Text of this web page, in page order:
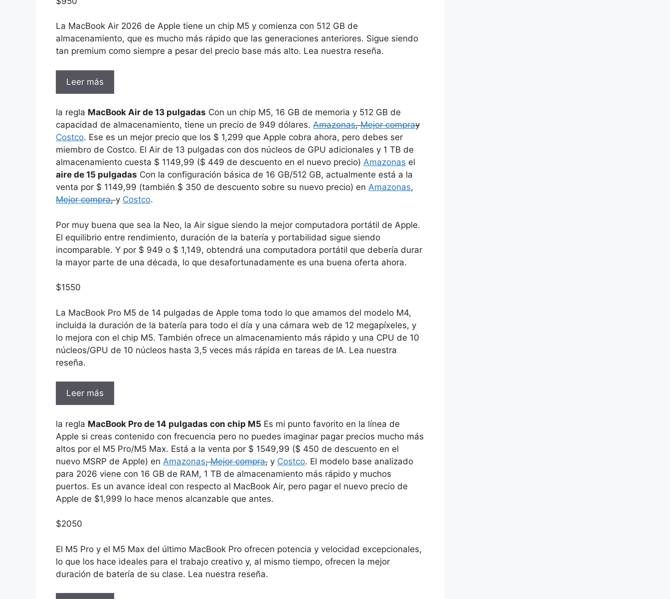
La MacBook Air 2026 de Apple tiene un chip M5 y comienza con 512 GB de
almacenamiento, que es mucho más rápido que las generaciones anteriores. Sigue siendo
tan premium como siempre a pesar del precio base más alto. Lea nuestra reseña.
Leer más
la regla MacBook Air de 13 pulgadas Con un chip M5, 16 GB de memoria y 512 GB de
capacidad de almacenamiento, tiene un precio de 949 dólares. Amazonas,Mejor compray
Costco. Ese es un mejor precio que los $ 1,299 que Apple cobra ahora, pero debes ser
miembro de Costco. El Air de 13 pulgadas con dos núcleos de GPU adicionales y 1 TB de
almacenamiento cuesta $ 1149,99 ($ ​​449 de descuento en el nuevo precio) Amazonas el
aire de 15 pulgadas Con la configuración básica de 16 GB/512 GB, actualmente está a la
venta por $ 1149,99 (también $ 350 de descuento sobre su nuevo precio) en Amazonas,
Mejor compra,y Costco.
Por muy buena que sea la Neo, la Air sigue siendo la mejor computadora portátil de Apple.
El equilibrio entre rendimiento, duración de la batería y portabilidad sigue siendo
incomparable. Y por $ 949 o $ 1,149, obtendrá una computadora portátil que debería durar
la mayor parte de una década, lo que desafortunadamente es una buena oferta ahora.
$1550
La MacBook Pro M5 de 14 pulgadas de Apple toma todo lo que amamos del modelo M4,
incluida la duración de la batería para todo el día y una cámara web de 12 megapíxeles, y
lo mejora con el chip M5. También ofrece un almacenamiento más rápido y una CPU de 10
núcleos/GPU de 10 núcleos hasta 3,5 veces más rápida en tareas de IA. Lea nuestra
reseña.
Leer más
la regla MacBook Pro de 14 pulgadas con chip M5 Es mi punto favorito en la línea de
Apple si creas contenido con frecuencia pero no puedes imaginar pagar precios mucho más
altos por el M5 Pro/M5 Max. Está a la venta por $ 1549,99 ($ ​​450 de descuento en el
nuevo MSRP de Apple) en Amazonas,Mejor compra, y Costco. El modelo base analizado
para 2026 viene con 16 GB de RAM, 1 TB de almacenamiento más rápido y muchos
puertos. Es un avance ideal con respecto al MacBook Air, pero pagar el nuevo precio de
Apple de $1,999 lo hace menos alcanzable que antes.
$2050
El M5 Pro y el M5 Max del último MacBook Pro ofrecen potencia y velocidad excepcionales,
lo que los hace ideales para el trabajo creativo y, al mismo tiempo, ofrecen la mejor
duración de batería de su clase. Lea nuestra reseña.